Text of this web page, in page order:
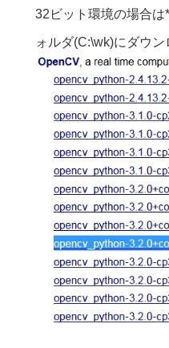
32ビット環境の場合
ォルダ(C:\wk)にダウン